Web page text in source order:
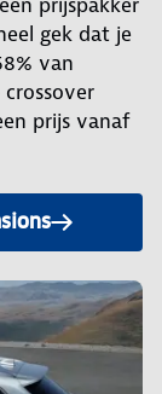
gek dat je
van
prijs vanaf